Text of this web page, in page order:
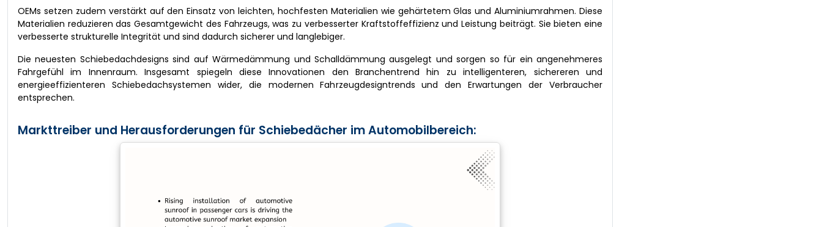
OEMs setzen zudem verstärkt auf den Einsatz von leichten, hochfesten Materialien wie gehärtetem Glas und Aluminiumrahmen. Diese
Materialien reduzieren das Gesamtgewicht des Fahrzeugs, was zu verbesserter Kraftstoffeffizienz und Leistung beiträgt. Sie bieten eine
verbesserte strukturelle Integrität und sind dadurch sicherer und langlebiger.
Die neuesten Schiebedachdesigns sind auf Wärmedämmung und Schalldämmung ausgelegt und sorgen so für ein angenehmeres
Fahrgefühl im Innenraum. Insgesamt spiegeln diese Innovationen den Branchentrend hin zu intelligenteren, sichereren und
energieeffizienteren Schiebedachsystemen wider, die modernen Fahrzeugdesigntrends und den Erwartungen der Verbraucher
entsprechen.
Markttreiber und Herausforderungen für Schiebedächer im Automobilbereich: